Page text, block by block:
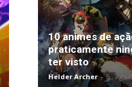
10 animes de
praticamente
ter visto
Helder Archer - 5 ,